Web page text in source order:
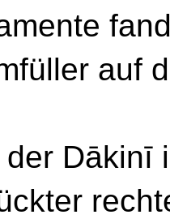
auf
Dākinī